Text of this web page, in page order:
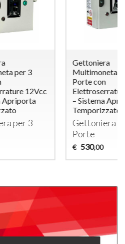
Multimoneta per 4
Elettroserrature 12Vcc
– Sistema Apriporta
Temporizzato
Gettoniera per 4